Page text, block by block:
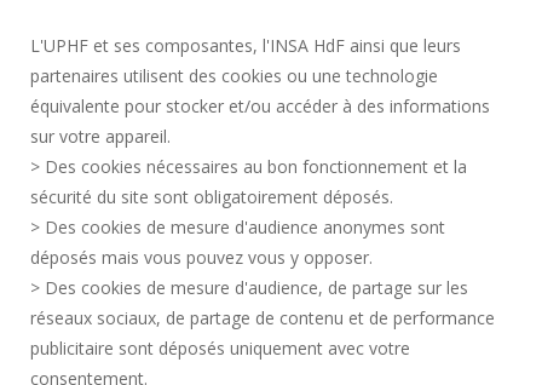
PLAN DES CAMPUS
MENTIONS LÉGALES
CONTACTS
DONNÉES PERSONNELLES
SERVICES PUBLICS +
CRÉDITS
JE DONNE MON AVIS
ACCESSIBILITÉ : NON CONFORME
GESTION DES COOKIES
L'UPHF et ses composantes, l'INSA HdF ainsi que leurs
partenaires utilisent des cookies ou une technologie
équivalente pour stocker et/ou accéder à des informations
sur votre appareil.
> Des cookies nécessaires au bon fonctionnement et la
sécurité du site sont obligatoirement déposés.
> Des cookies de mesure d'audience anonymes sont
déposés mais vous pouvez vous y opposer.
> Des cookies de mesure d'audience, de partage sur les
réseaux sociaux, de partage de contenu et de performance
publicitaire sont déposés uniquement avec votre
consentement.